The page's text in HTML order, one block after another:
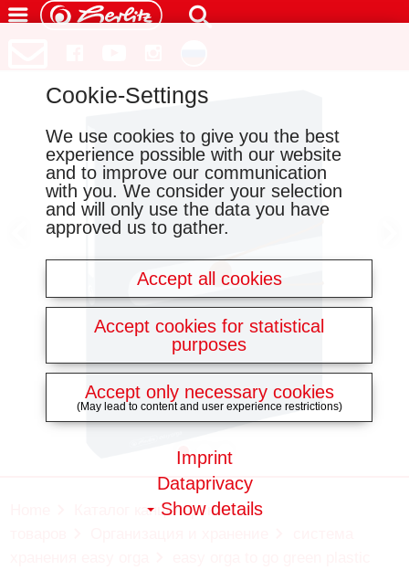
Каталог канцелярских
Cookie-Settings
We use cookies to give you the best
experience possible with our website
and to improve our communication
with you. We consider your selection
and will only use the data you have
approved us to gather.
Accept all cookies
Accept cookies for statistical
purposes
Accept only necessary cookies
(May lead to content and user experience restrictions)
Show details
Dataprivacy
Imprint